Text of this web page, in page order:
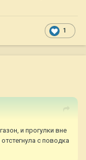
1
и прогулки вне
с поводка